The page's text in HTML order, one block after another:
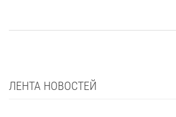
ЛЕНТА НОВОСТЕЙ